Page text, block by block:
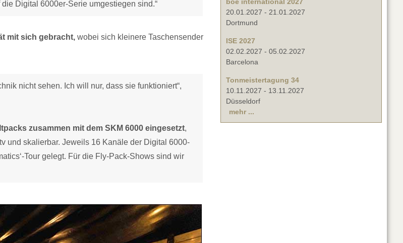
Digital 6000er-Serie umgestiegen sind.“
mit sich gebracht, wobei sich kleinere Taschensender
nicht sehen. Ich will nur, dass sie funktioniert“,
zusammen mit dem SKM 6000 eingesetzt,
und skalierbar. Jeweils 16 Kanäle der Digital 6000-
Tour gelegt. Für die Fly-Pack-Shows sind wir
boe international 2027
20.01.2027 - 21.01.2027
Dortmund
ISE 2027
02.02.2027 - 05.02.2027
Barcelona
Tonmeistertagung 34
10.11.2027 - 13.11.2027
Düsseldorf
mehr ...